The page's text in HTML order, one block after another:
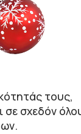
τους,
σχεδόν